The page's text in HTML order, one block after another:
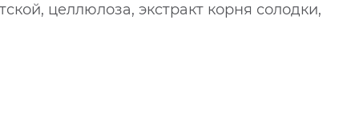
целлюлоза, экстракт корня солодки,